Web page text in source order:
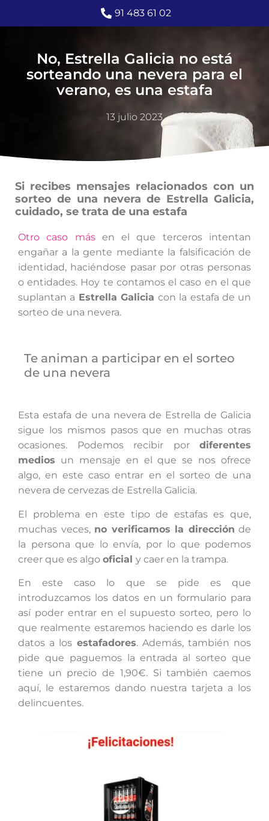
91 483 61 02
No, Estrella Galicia no está
sorteando una nevera para el
verano, es una estafa
13 julio 2023
Si recibes mensajes relacionados con un
sorteo de una nevera de Estrella Galicia,
cuidado, se trata de una estafa
Otro caso másen el que terceros intentan
engañar a la gente mediante la falsificación de
identidad, haciéndose pasar por otras personas
o entidades. Hoy te contamos el caso en el que
suplantan a Estrella Galicia con la estafa de un
sorteo de una nevera.
Te animan a participar en el sorteo
de una nevera
Esta estafa de una nevera de Estrella de Galicia
sigue los mismos pasos que en muchas otras
ocasiones. Podemos recibir por diferentes
medios un mensaje en el que se nos ofrece
algo, en este caso entrar en el sorteo de una
nevera de cervezas de Estrella Galicia.
El problema en este tipo de estafas es que,
muchas veces, no verificamos la dirección de
la persona que lo envía, por lo que podemos
creer que es algo oficial y caer en la trampa.
En este caso lo que se pide es que
introduzcamos los datos en un formulario para
así poder entrar en el supuesto sorteo, pero lo
que realmente estaremos haciendo es darle los
datos a los estafadores. Además, también nos
pide que paguemos la entrada al sorteo que
tiene un precio de 1,90€. Si también caemos
aquí, le estaremos dando nuestra tarjeta a los
delincuentes.